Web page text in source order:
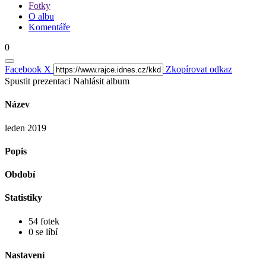
Fotky
O albu
Komentáře
0
Facebook X
Zkopírovat odkaz
Spustit prezentaci Nahlásit album
Název
leden 2019
Popis
Období
Statistiky
54 fotek
0 se líbí
Nastavení